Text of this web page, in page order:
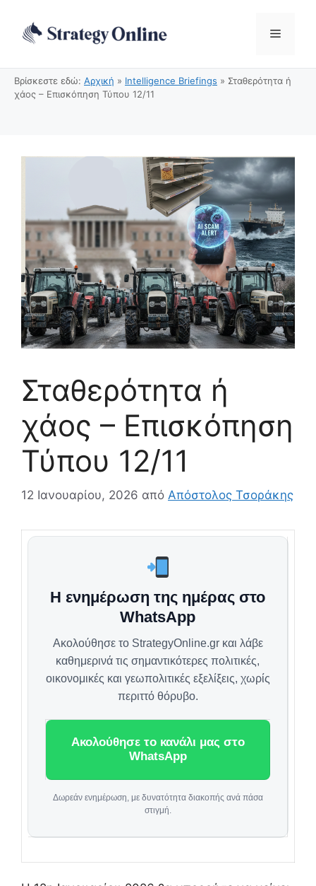
περιεχόμενο
Μενού
Βρίσκεστε εδώ: Αρχική » Intelligence Briefings » Σταθερότητα ή
χάος – Επισκόπηση Τύπου 12/11
Σταθερότητα ή
χάος – Επισκόπηση
Τύπου 12/11
12 Ιανουαρίου, 2026 από Απόστολος Τσοράκης
Η ενημέρωση της ημέρας στο
WhatsApp
Ακολούθησε το StrategyOnline.gr και λάβε
καθημερινά τις σημαντικότερες πολιτικές,
οικονομικές και γεωπολιτικές εξελίξεις, χωρίς
περιττό θόρυβο.
Ακολούθησε το κανάλι μας στο
WhatsApp
Δωρεάν ενημέρωση, με δυνατότητα διακοπής ανά πάσα
στιγμή.